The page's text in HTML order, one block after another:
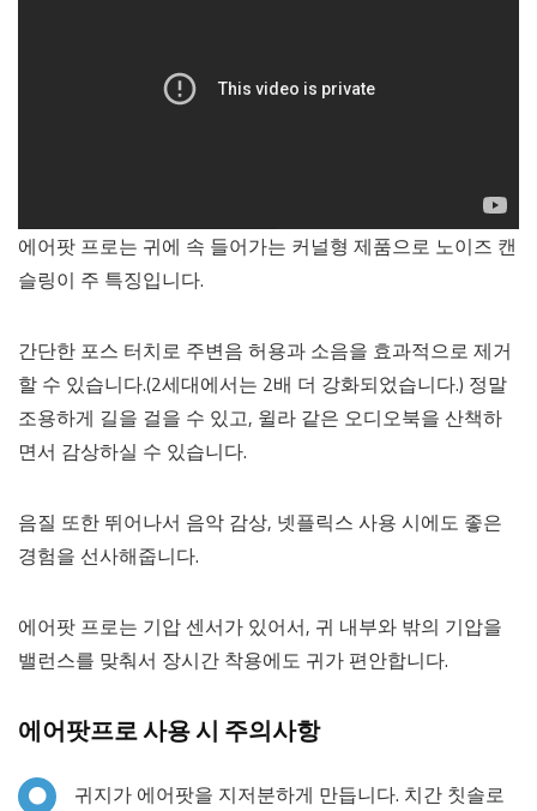
에어팟 프로는 귀에 속 들어가는 커널형 제품으로 노이즈 캔
슬링이 주 특징입니다.
간단한 포스 터치로 주변음 허용과 소음을 효과적으로 제거
할 수 있습니다.(2세대에서는 2배 더 강화되었습니다.) 정말
조용하게 길을 걸을 수 있고, 윌라 같은 오디오북을 산책하
면서 감상하실 수 있습니다.
음질 또한 뛰어나서 음악 감상, 넷플릭스 사용 시에도 좋은
경험을 선사해줍니다.
에어팟 프로는 기압 센서가 있어서, 귀 내부와 밖의 기압을
밸런스를 맞춰서 장시간 착용에도 귀가 편안합니다.
에어팟프로 사용 시 주의사항
귀지가 에어팟을 지저분하게 만듭니다. 치간 칫솔로